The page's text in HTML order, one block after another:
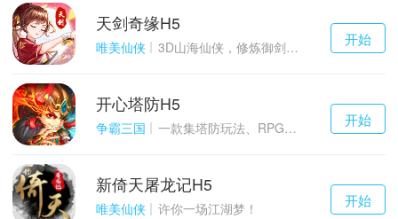
千百度h5
游戏
开始
天剑奇缘H5
唯美仙侠 3D山海仙侠，修炼御剑情缘
千百度h5
游戏
开始
开心塔防H5
争霸三国 一款集塔防玩法、RPG策略、卡牌养成于一体的轻度H5游戏
千百度h5
游戏
开始
新倚天屠龙记H5
唯美仙侠 许你一场江湖梦！